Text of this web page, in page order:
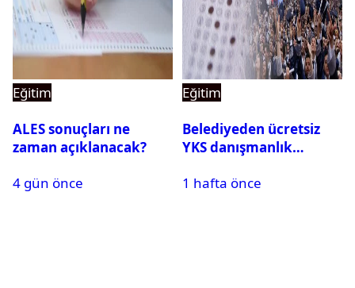
Eğitim
ALES sonuçları ne
zaman açıklanacak?
4 gün önce
Eğitim
Belediyeden ücretsiz
YKS danışmanlık
1 hafta önce